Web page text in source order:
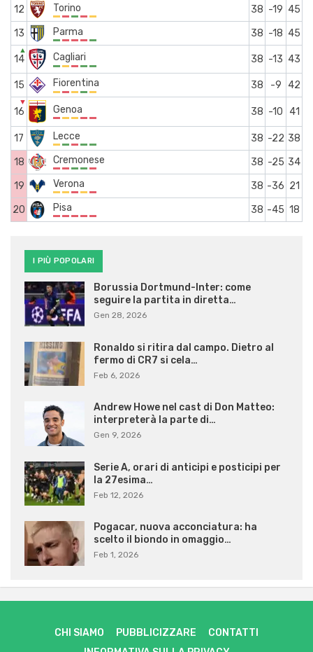
12
Torino 38 -19 45
13
Parma 38 -18 45
14
▲
Cagliari 38 -13 43
15 Fiorentina 38 -9 42
16
▼
Genoa 38 -10 41
17 Lecce 38 -22 38
18
Cremonese 38 -25 34
19
Verona 38 -36 21
20
Pisa 38 -45 18
I PIÙ POPOLARI
Borussia Dortmund-Inter: come
seguire la partita in diretta…
Gen 28, 2026
Ronaldo si ritira dal campo. Dietro al
fermo di CR7 si cela…
Feb 6, 2026
Andrew Howe nel cast di Don Matteo:
interpreterà la parte di…
Gen 9, 2026
Serie A, orari di anticipi e posticipi per
la 27esima…
Feb 12, 2026
Pogacar, nuova acconciatura: ha
scelto il biondo in omaggio…
Feb 1, 2026
CHI SIAMO PUBBLICIZZARE
CONTATTI